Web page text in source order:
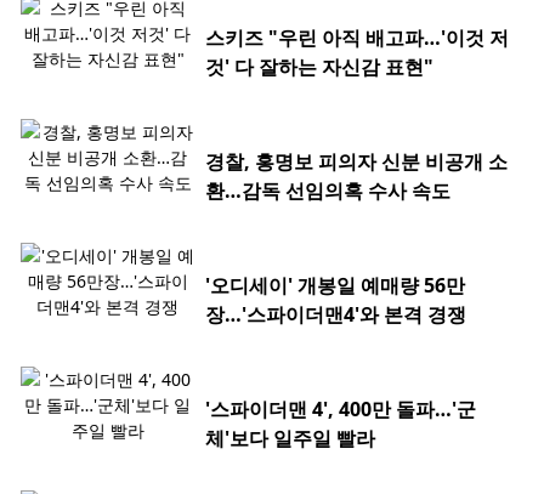
스키즈 "우린 아직 배고파…'이것 저
것' 다 잘하는 자신감 표현"
경찰, 홍명보 피의자 신분 비공개 소
환…감독 선임의혹 수사 속도
'오디세이' 개봉일 예매량 56만
장…'스파이더맨4'와 본격 경쟁
'스파이더맨 4', 400만 돌파…'군
체'보다 일주일 빨라